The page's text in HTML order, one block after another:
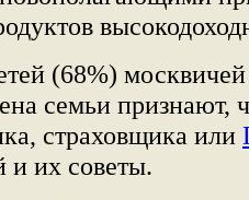
(68%)
семьи признают,
страховщика или
и их советы.